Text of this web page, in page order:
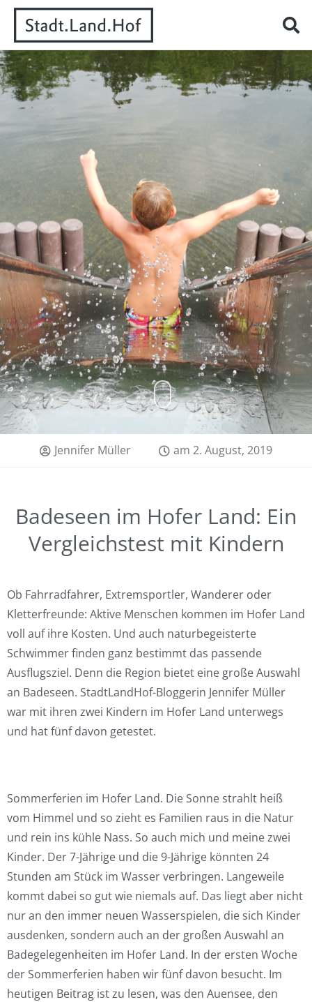
Jennifer Müller am 2. August, 2019
Badeseen im Hofer Land: Ein
Vergleichstest mit Kindern
Ob Fahrradfahrer, Extremsportler, Wanderer oder
Kletterfreunde: Aktive Menschen kommen im Hofer Land
voll auf ihre Kosten. Und auch naturbegeisterte
Schwimmer finden ganz bestimmt das passende
Ausflugsziel. Denn die Region bietet eine große Auswahl
an Badeseen. StadtLandHof-Bloggerin Jennifer Müller
war mit ihren zwei Kindern im Hofer Land unterwegs
und hat fünf davon getestet.
Sommerferien im Hofer Land. Die Sonne strahlt heiß
vom Himmel und so zieht es Familien raus in die Natur
und rein ins kühle Nass. So auch mich und meine zwei
Kinder. Der 7-Jährige und die 9-Jährige könnten 24
Stunden am Stück im Wasser verbringen. Langeweile
kommt dabei so gut wie niemals auf. Das liegt aber nicht
nur an den immer neuen Wasserspielen, die sich Kinder
ausdenken, sondern auch an der großen Auswahl an
Badegelegenheiten im Hofer Land. In der ersten Woche
der Sommerferien haben wir fünf davon besucht. Im
heutigen Beitrag ist zu lesen, was den Auensee, den